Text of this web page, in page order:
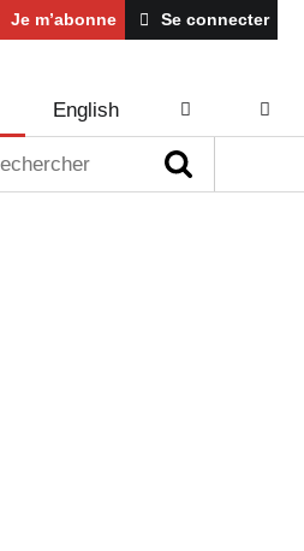
Je m’abonne Se connecter
English AIDE